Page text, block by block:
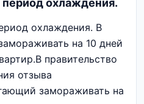
охлаждения.
охлаждения. В
на 10 дней
правительство
отзыва
замораживать на